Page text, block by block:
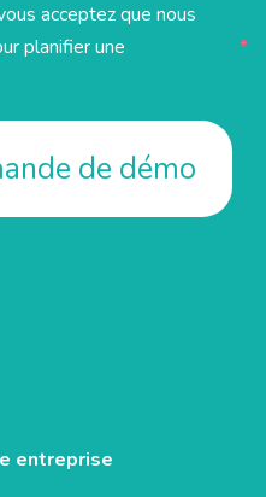
acceptez que nous
planifier une
*
de démo
entreprise